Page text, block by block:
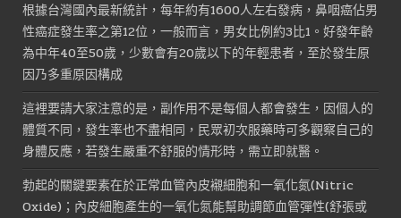
根據台灣國內最新統計，每年約有1600人左右發病，鼻咽癌佔男
性癌症發生率之第12位，一般而言，男女比例約3比1。好發年齡
為中年40至50歲，少數會有20歲以下的年輕患者，至於發生原
因乃多重原因構成
這裡要請大家注意的是，副作用不是每個人都會發生，因個人的
體質不同，發生率也不盡相同，民眾初次服藥時可多觀察自己的
身體反應，若發生嚴重不舒服的情形時，需立即就醫。
勃起的關鍵要素在於正常血管內皮襯細胞和一氧化氮(Nitric
Oxide)；內皮細胞產生的一氧化氮能幫助調節血管彈性(舒張或